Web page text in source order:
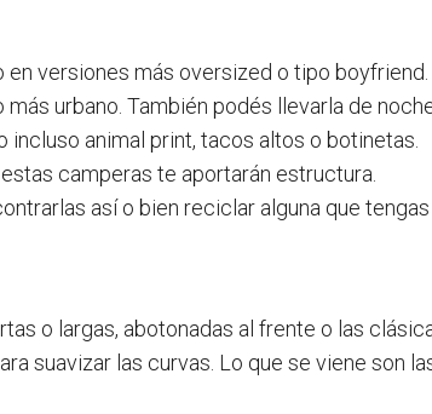
en versiones más oversized o tipo
urbano. También podés llevarla de
incluso animal print, tacos altos o botinetas.
camperas te aportarán estructura.
así o bien reciclar alguna que
o largas, abotonadas al frente o las
suavizar las curvas. Lo que se viene son